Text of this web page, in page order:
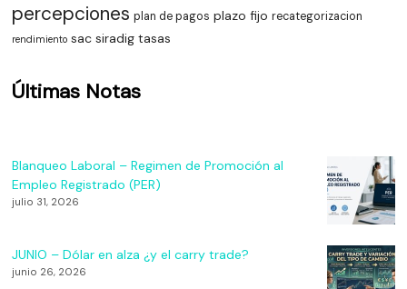
percepciones plan de pagos plazo fijo recategorizacion
rendimiento sac siradig tasas
Últimas Notas
Blanqueo Laboral – Regimen de Promoción al
Empleo Registrado (PER)
julio 31, 2026
JUNIO – Dólar en alza ¿y el carry trade?
junio 26, 2026